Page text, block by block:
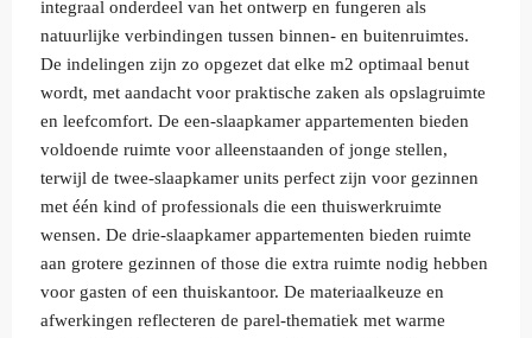
integraal onderdeel van het ontwerp en fungeren als
natuurlijke verbindingen tussen binnen- en buitenruimtes.
De indelingen zijn zo opgezet dat elke m2 optimaal benut
wordt, met aandacht voor praktische zaken als opslagruimte
en leefcomfort. De een-slaapkamer appartementen bieden
voldoende ruimte voor alleenstaanden of jonge stellen,
terwijl de twee-slaapkamer units perfect zijn voor gezinnen
met één kind of professionals die een thuiswerkruimte
wensen. De drie-slaapkamer appartementen bieden ruimte
aan grotere gezinnen of those die extra ruimte nodig hebben
voor gasten of een thuiskantoor. De materiaalkeuze en
afwerkingen reflecteren de parel-thematiek met warme